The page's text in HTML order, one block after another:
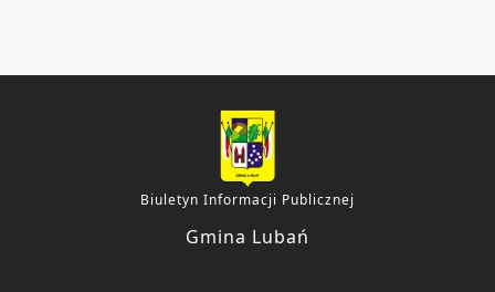
Biuletyn Informacji Publicznej
Gmina Lubań